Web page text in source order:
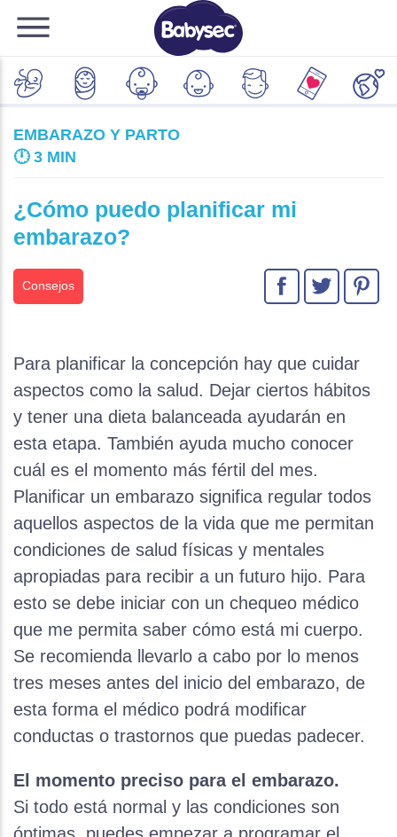
EMBARAZO Y PARTO
🕛 3 MIN
¿Cómo puedo planificar mi
embarazo?
Consejos
Para planificar la concepción hay que cuidar
aspectos como la salud. Dejar ciertos hábitos
y tener una dieta balanceada ayudarán en
esta etapa. También ayuda mucho conocer
cuál es el momento más fértil del mes.
Planificar un embarazo significa regular todos
aquellos aspectos de la vida que me permitan
condiciones de salud físicas y mentales
apropiadas para recibir a un futuro hijo. Para
esto se debe iniciar con un chequeo médico
que me permita saber cómo está mi cuerpo.
Se recomienda llevarlo a cabo por lo menos
tres meses antes del inicio del embarazo, de
esta forma el médico podrá modificar
conductas o trastornos que puedas padecer.
El momento preciso para el embarazo.
Si todo está normal y las condiciones son